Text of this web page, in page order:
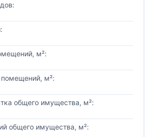
м²:
м²:
общего имущества, м²:
общего имущества, м²: